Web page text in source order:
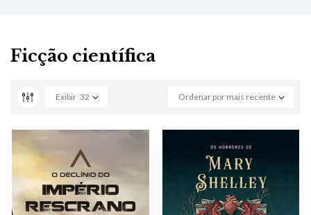
Ficção científica
Ordenar por mais recente
Exibir 32